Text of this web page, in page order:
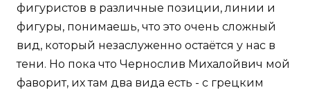
фигуристов в различные позиции, линии и
фигуры, понимаешь, что это очень сложный
вид, который незаслуженно остаётся у нас в
тени. Но пока что Чернослив Михалойвич мой
фаворит, их там два вида есть - с грецким